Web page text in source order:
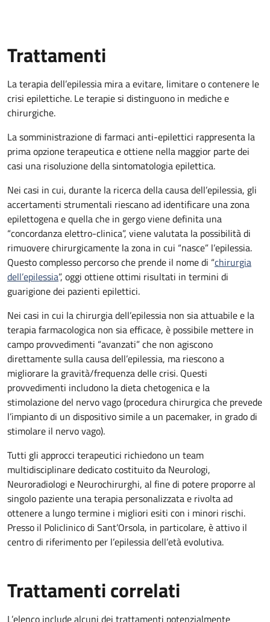
Trattamenti
La terapia dell’epilessia mira a evitare, limitare o contenere le
crisi epilettiche. Le terapie si distinguono in mediche e
chirurgiche.
La somministrazione di farmaci anti-epilettici rappresenta la
prima opzione terapeutica e ottiene nella maggior parte dei
casi una risoluzione della sintomatologia epilettica.
Nei casi in cui, durante la ricerca della causa dell’epilessia, gli
accertamenti strumentali riescano ad identificare una zona
epilettogena e quella che in gergo viene definita una
“concordanza elettro-clinica”, viene valutata la possibilità di
rimuovere chirurgicamente la zona in cui “nasce” l’epilessia.
Questo complesso percorso che prende il nome di “chirurgia
dell’epilessia”, oggi ottiene ottimi risultati in termini di
guarigione dei pazienti epilettici.
Nei casi in cui la chirurgia dell’epilessia non sia attuabile e la
terapia farmacologica non sia efficace, è possibile mettere in
campo provvedimenti “avanzati” che non agiscono
direttamente sulla causa dell’epilessia, ma riescono a
migliorare la gravità/frequenza delle crisi. Questi
provvedimenti includono la dieta chetogenica e la
stimolazione del nervo vago (procedura chirurgica che prevede
l’impianto di un dispositivo simile a un pacemaker, in grado di
stimolare il nervo vago).
Tutti gli approcci terapeutici richiedono un team
multidisciplinare dedicato costituito da Neurologi,
Neuroradiologi e Neurochirurghi, al fine di potere proporre al
singolo paziente una terapia personalizzata e rivolta ad
ottenere a lungo termine i migliori esiti con i minori rischi.
Presso il Policlinico di Sant’Orsola, in particolare, è attivo il
centro di riferimento per l’epilessia dell’età evolutiva.
Trattamenti correlati
L’elenco include alcuni dei trattamenti potenzialmente